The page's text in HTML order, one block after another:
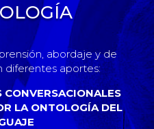
abordaje y de
diferentes aportes:
CONVERSACIONALES
LA ONTOLOGÍA DEL